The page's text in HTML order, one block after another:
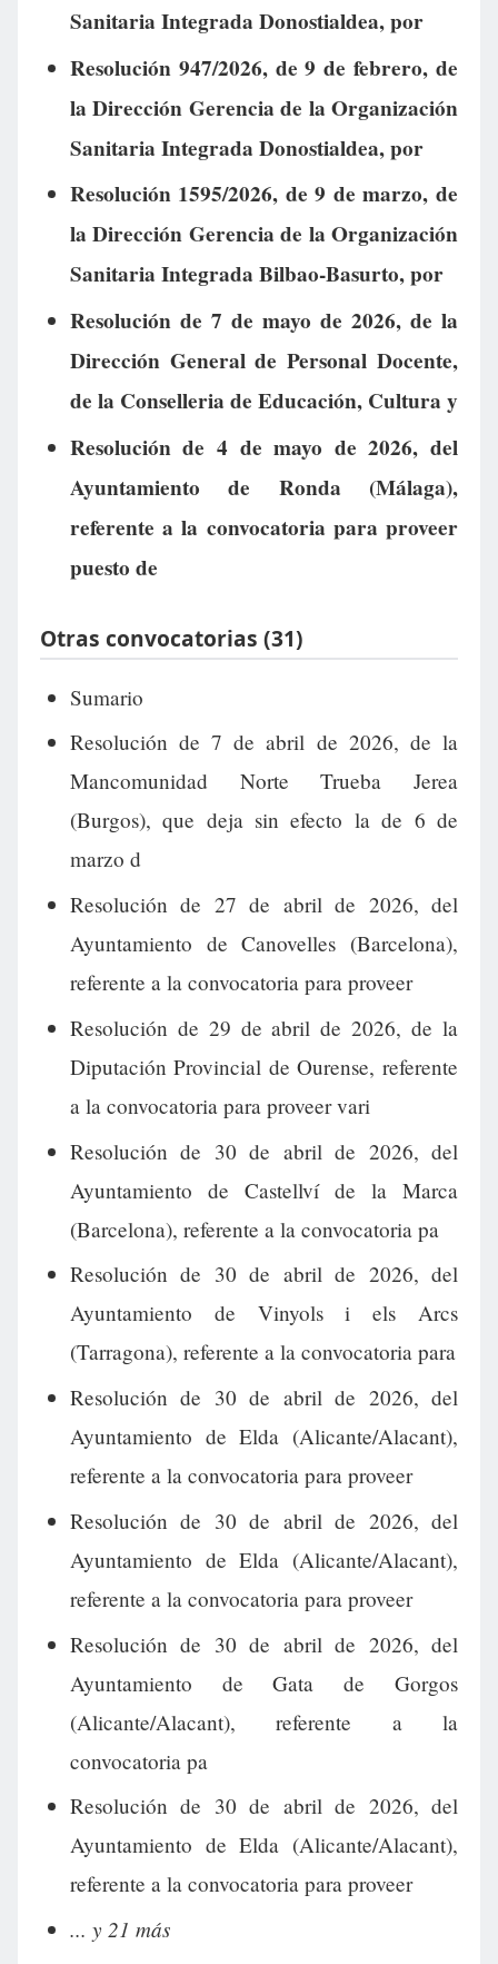
Sanitaria Integrada Donostialdea, por
Resolución 947/2026, de 9 de febrero, de
la Dirección Gerencia de la Organización
Sanitaria Integrada Donostialdea, por
Resolución 1595/2026, de 9 de marzo, de
la Dirección Gerencia de la Organización
Sanitaria Integrada Bilbao-Basurto, por
Resolución de 7 de mayo de 2026, de la
Dirección General de Personal Docente,
de la Conselleria de Educación, Cultura y
Resolución de 4 de mayo de 2026, del
Ayuntamiento de Ronda (Málaga),
referente a la convocatoria para proveer
puesto de
Otras convocatorias (31)
Sumario
Resolución de 7 de abril de 2026, de la
Mancomunidad Norte Trueba Jerea
(Burgos), que deja sin efecto la de 6 de
marzo d
Resolución de 27 de abril de 2026, del
Ayuntamiento de Canovelles (Barcelona),
referente a la convocatoria para proveer
Resolución de 29 de abril de 2026, de la
Diputación Provincial de Ourense, referente
a la convocatoria para proveer vari
Resolución de 30 de abril de 2026, del
Ayuntamiento de Castellví de la Marca
(Barcelona), referente a la convocatoria pa
Resolución de 30 de abril de 2026, del
Ayuntamiento de Vinyols i els Arcs
(Tarragona), referente a la convocatoria para
Resolución de 30 de abril de 2026, del
Ayuntamiento de Elda (Alicante/Alacant),
referente a la convocatoria para proveer
Resolución de 30 de abril de 2026, del
Ayuntamiento de Elda (Alicante/Alacant),
referente a la convocatoria para proveer
Resolución de 30 de abril de 2026, del
Ayuntamiento de Gata de Gorgos
(Alicante/Alacant), referente a la
convocatoria pa
Resolución de 30 de abril de 2026, del
Ayuntamiento de Elda (Alicante/Alacant),
referente a la convocatoria para proveer
... y 21 más